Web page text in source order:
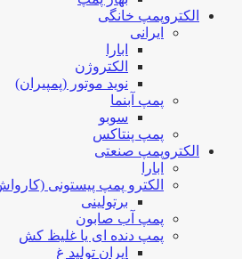
الکتروپمپ خانگی
ایرانی
ابارا
الکتروژن
نوید موتور (پمپیران)
پمپ آبنما
سوبو
پمپ پنتاکس
الکتروپمپ صنعتی
ابارا
الکترو پمپ پیستونی
برتولینی
پمپ آب صابون
پمپ دنده ای یا غلیظ کش
ایران تولید غ